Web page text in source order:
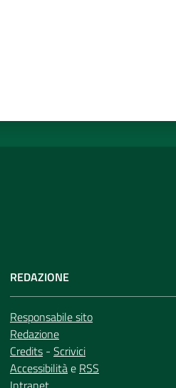
REDAZIONE
Responsabile sito
Redazione
Credits - Scrivici
Accessibilitàe RSS